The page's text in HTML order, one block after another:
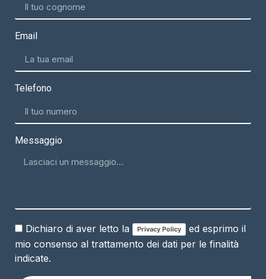
Email
Telefono
Messaggio
Dichiaro di aver letto la Privacy Policy
ed esprimo il
mio consenso al trattamento dei dati per le finalità
indicate.